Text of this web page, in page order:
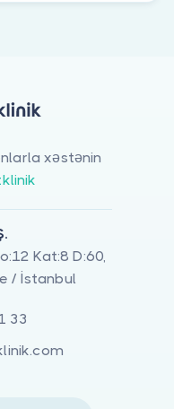
xəstənin
Kat:8 D:60,
/ İstanbul
33